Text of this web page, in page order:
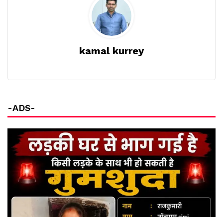
kamal kurrey
-ADS-